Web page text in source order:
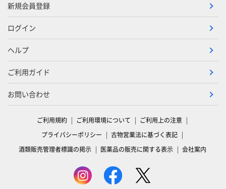
新規会員登録
ログイン
ヘルプ
ご利用ガイド
お問い合わせ
ご利用規約 ご利用環境について
ご利用上の注意
プライバシーポリシー
古物営業法に基づく表記
酒類販売管理者標識の掲示
医薬品の販売に関する表示 会社案内